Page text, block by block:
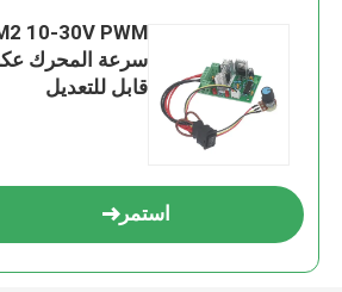
قابل للتعديل
استمر